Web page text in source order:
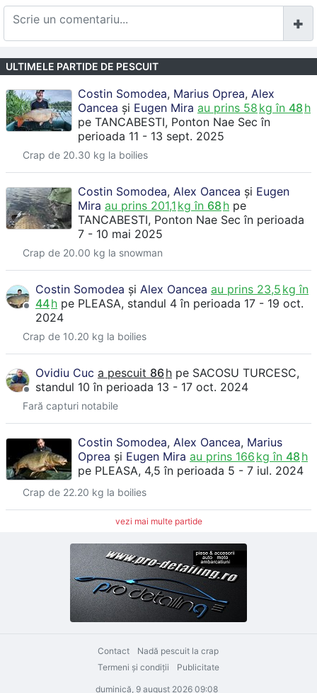
ULTIMELE PARTIDE DE PESCUIT
Costin Somodea, Marius Oprea, Alex
Oancea și Eugen Mira au prins 58 kg în 48 h
pe TANCABESTI, Ponton Nae Secîn
perioada 11 - 13 sept. 2025
Crap de 20.30 kg la boilies
Costin Somodea, Alex Oancea și Eugen
Mira au prins 201,1 kg în 68 h pe
TANCABESTI, Ponton Nae Secîn perioada
7 - 10 mai 2025
Crap de 20.00 kg la snowman
Costin Somodea și Alex Oancea au prins 23,5 kg în
44h pe PLEASA, standul 4în perioada 17 - 19 oct.
2024
Crap de 10.20 kg la boilies
Ovidiu Cuc a pescuit 86h pe SACOSU TURCESC,
standul 10în perioada 13 - 17 oct. 2024
Fară capturi notabile
Costin Somodea, Alex Oancea, Marius
Oprea și Eugen Mira au prins 166 kg în 48 h
pe PLEASA, 4,5în perioada 5 - 7 iul. 2024
Crap de 22.20 kg la boilies
vezi mai multe partide
Contact
Nadă pescuit la crap
Termeni şi condiţii
Publicitate
duminică, 9 august 2026 09:08